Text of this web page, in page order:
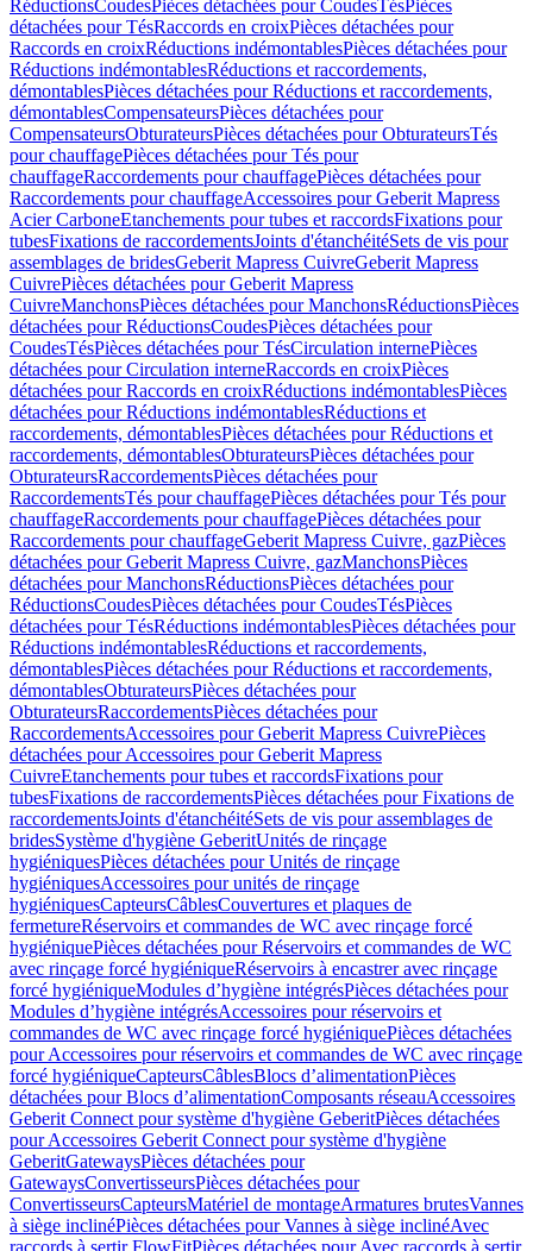
RéductionsCoudesPièces détachées pour CoudesTésPièces
détachées pour TésRaccords en croixPièces détachées pour
Raccords en croixRéductions indémontablesPièces détachées pour
Réductions indémontablesRéductions et raccordements,
démontablesPièces détachées pour Réductions et raccordements,
démontablesCompensateursPièces détachées pour
CompensateursObturateursPièces détachées pour ObturateursTés
pour chauffagePièces détachées pour Tés pour
chauffageRaccordements pour chauffagePièces détachées pour
Raccordements pour chauffageAccessoires pour Geberit Mapress
Acier CarboneEtanchements pour tubes et raccordsFixations pour
tubesFixations de raccordementsJoints d'étanchéitéSets de vis pour
assemblages de bridesGeberit Mapress CuivreGeberit Mapress
CuivrePièces détachées pour Geberit Mapress
CuivreManchonsPièces détachées pour ManchonsRéductionsPièces
détachées pour RéductionsCoudesPièces détachées pour
CoudesTésPièces détachées pour TésCirculation internePièces
détachées pour Circulation interneRaccords en croixPièces
détachées pour Raccords en croixRéductions indémontablesPièces
détachées pour Réductions indémontablesRéductions et
raccordements, démontablesPièces détachées pour Réductions et
raccordements, démontablesObturateursPièces détachées pour
ObturateursRaccordementsPièces détachées pour
RaccordementsTés pour chauffagePièces détachées pour Tés pour
chauffageRaccordements pour chauffagePièces détachées pour
Raccordements pour chauffageGeberit Mapress Cuivre, gazPièces
détachées pour Geberit Mapress Cuivre, gazManchonsPièces
détachées pour ManchonsRéductionsPièces détachées pour
RéductionsCoudesPièces détachées pour CoudesTésPièces
détachées pour TésRéductions indémontablesPièces détachées pour
Réductions indémontablesRéductions et raccordements,
démontablesPièces détachées pour Réductions et raccordements,
démontablesObturateursPièces détachées pour
ObturateursRaccordementsPièces détachées pour
RaccordementsAccessoires pour Geberit Mapress CuivrePièces
détachées pour Accessoires pour Geberit Mapress
CuivreEtanchements pour tubes et raccordsFixations pour
tubesFixations de raccordementsPièces détachées pour Fixations de
raccordementsJoints d'étanchéitéSets de vis pour assemblages de
bridesSystème d'hygiène GeberitUnités de rinçage
hygiéniquesPièces détachées pour Unités de rinçage
hygiéniquesAccessoires pour unités de rinçage
hygiéniquesCapteursCâblesCouvertures et plaques de
fermetureRéservoirs et commandes de WC avec rinçage forcé
hygiéniquePièces détachées pour Réservoirs et commandes de WC
avec rinçage forcé hygiéniqueRéservoirs à encastrer avec rinçage
forcé hygiéniqueModules d’hygiène intégrésPièces détachées pour
Modules d’hygiène intégrésAccessoires pour réservoirs et
commandes de WC avec rinçage forcé hygiéniquePièces détachées
pour Accessoires pour réservoirs et commandes de WC avec rinçage
forcé hygiéniqueCapteursCâblesBlocs d’alimentationPièces
détachées pour Blocs d’alimentationComposants réseauAccessoires
Geberit Connect pour système d'hygiène GeberitPièces détachées
pour Accessoires Geberit Connect pour système d'hygiène
GeberitGatewaysPièces détachées pour
GatewaysConvertisseursPièces détachées pour
ConvertisseursCapteursMatériel de montageArmatures brutesVannes
à siège inclinéPièces détachées pour Vannes à siège inclinéAvec
raccords à sertir FlowFitPièces détachées pour Avec raccords à sertir